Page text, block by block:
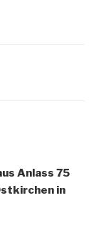
Anlass 75
in